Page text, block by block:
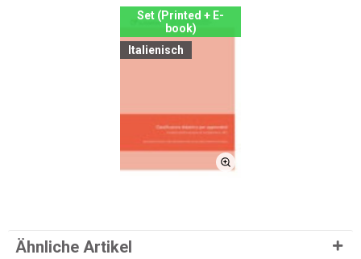
Set (Printed + E-
book)
Italienisch
Ähnliche Artikel